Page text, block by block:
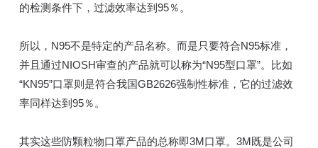
的检测条件下，过滤效率达到95％。
所以，N95不是特定的产品名称。而是只要符合N95标准，
并且通过NIOSH审查的产品就可以称为“N95型口罩”。比如
“KN95”口罩则是符合我国GB2626强制性标准，它的过滤效
率同样达到95％。
其实这些防颗粒物口罩产品的总称即3M口罩。3M既是公司